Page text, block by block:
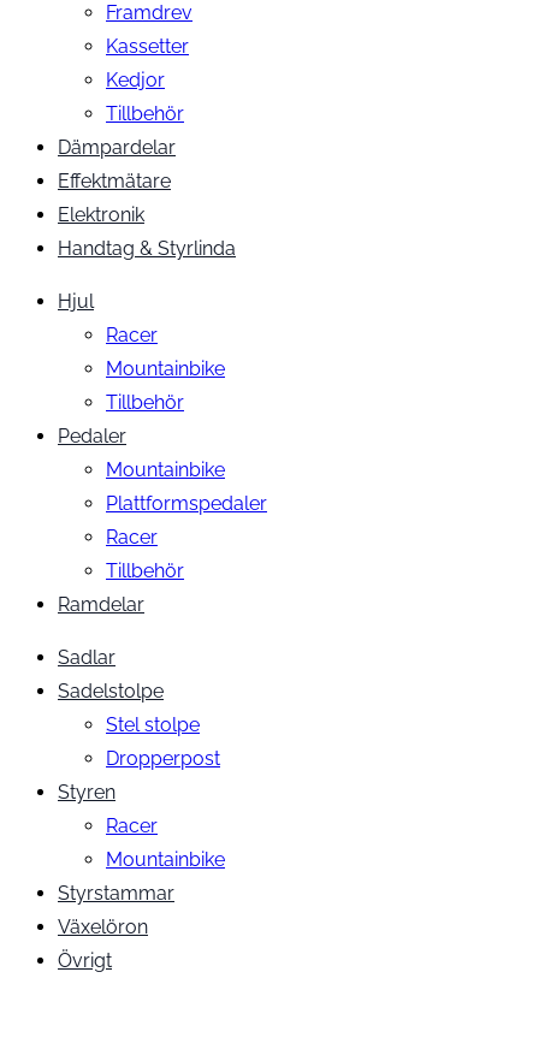
Framdrev
Kassetter
Kedjor
Tillbehör
Dämpardelar
Effektmätare
Elektronik
Handtag & Styrlinda
Hjul
Racer
Mountainbike
Tillbehör
Pedaler
Mountainbike
Plattformspedaler
Racer
Tillbehör
Ramdelar
Sadlar
Sadelstolpe
Stel stolpe
Dropperpost
Styren
Racer
Mountainbike
Styrstammar
Växelöron
Övrigt